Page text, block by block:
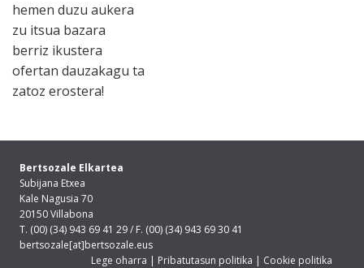
hemen duzu aukera
zu itsua bazara
berriz ikustera
ofertan dauzakagu ta
zatoz erostera!
Bertsozale Elkartea
Subijana Etxea
Kale Nagusia 70
20150 Villabona
T. (00) (34) 943 69 41 29 / F. (00) (34) 943 69 30 41
bertsozale[at]bertsozale.eus
Lege oharra | Pribatutasun politika | Cookie politika